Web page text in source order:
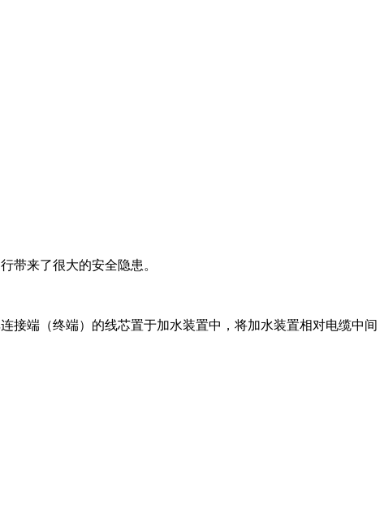
带来了很大的安全隐患。
接端（终端）的线芯置于加水装置中，将加水装置相对电缆中间